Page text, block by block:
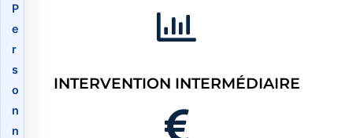
INTERVENTION INTERMÉDIAIRE
P
e
r
s
o
n
n